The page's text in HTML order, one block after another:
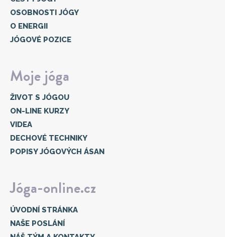
OSOBNOSTI JÓGY
O ENERGII
JÓGOVÉ POZICE
Moje jóga
ŽIVOT S JÓGOU
ON-LINE KURZY
VIDEA
DECHOVÉ TECHNIKY
POPISY JÓGOVÝCH ÁSAN
Jóga-online.cz
ÚVODNÍ STRÁNKA
NAŠE POSLÁNÍ